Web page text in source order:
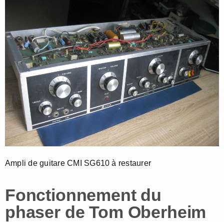
Ampli de guitare CMI SG610 à restaurer
Fonctionnement du
phaser de Tom Oberheim